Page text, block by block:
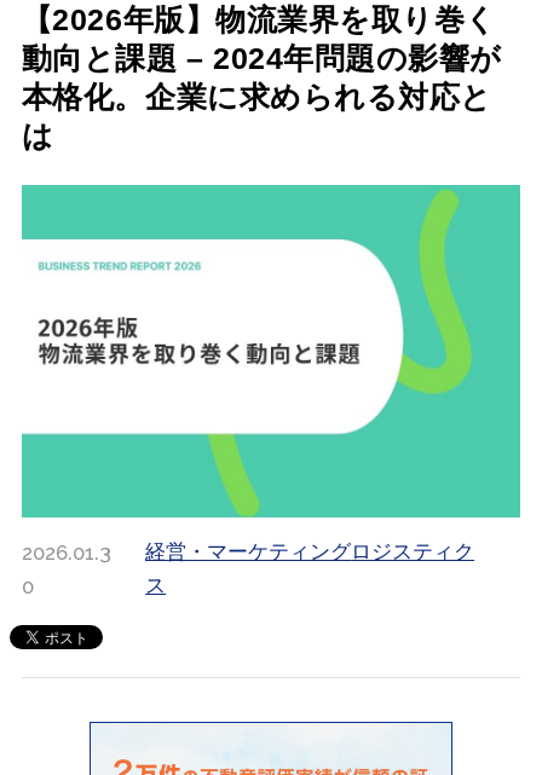
【2026年版】物流業界を取り巻く
動向と課題 – 2024年問題の影響が
本格化。企業に求められる対応と
は
2026.01.3
0
経営・マーケティングロジスティク
ス